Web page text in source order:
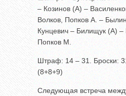
– Козинов (А) –
Волков, Попков А. –
Кунцевич – Билищук (А) –
Попков М.
Штраф: 14 – 31. Броски:
(8+8+9)
Следующая встреча